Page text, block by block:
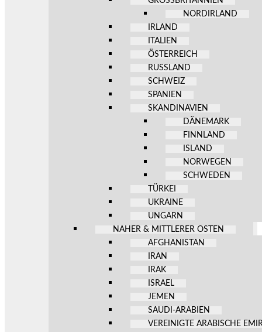
NORDIRLAND
IRLAND
ITALIEN
ÖSTERREICH
RUSSLAND
SCHWEIZ
SPANIEN
SKANDINAVIEN
DÄNEMARK
FINNLAND
ISLAND
NORWEGEN
SCHWEDEN
TÜRKEI
UKRAINE
UNGARN
NAHER & MITTLERER OSTEN
AFGHANISTAN
IRAN
IRAK
ISRAEL
JEMEN
SAUDI-ARABIEN
VEREINIGTE ARABISCHE